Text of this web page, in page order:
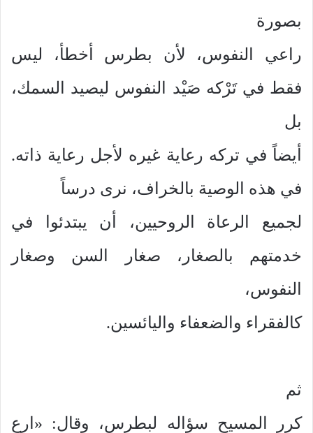
بصورة
راعي النفوس، لأن بطرس أخطأ، ليس
فقط في تَرْكه صَيْد النفوس ليصيد السمك،
بل
أيضاً في تركه رعاية غيره لأجل رعاية ذاته.
في هذه الوصية بالخراف، نرى درساً
لجميع الرعاة الروحيين، أن يبتدئوا في
خدمتهم بالصغار، صغار السن وصغار
النفوس،
كالفقراء والضعفاء واليائسين.
ثم
كرر المسيح سؤاله لبطرس، وقال: «ارع